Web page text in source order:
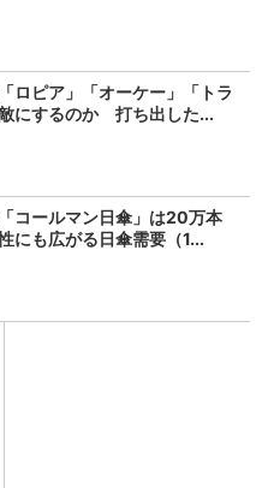
ロピア」「オーケー」「トラ
にするのか 打ち出した...
コールマン日傘」は20万本
も広がる日傘需要（1...